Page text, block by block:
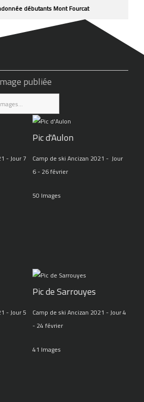
débutants Mont Fourcat
publiée
- Jour 7
Pic d'Aulon
Camp de ski Ancizan 2021 - Jour
6 - 26 février
50 Images
- Jour 5
Pic de Sarrouyes
Camp de ski Ancizan 2021 - Jour 4
- 24 février
41 Images